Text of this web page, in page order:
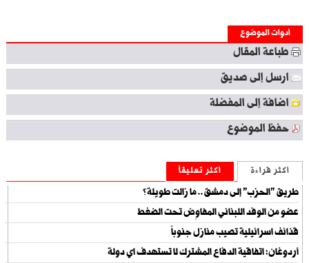
أدوات الموضوع
طباعة المقال
ارسل إلى صديق
اضافة إلى المفضلة
حفظ الموضوع
أكثر قراءة أكثر تعليقاً
طريق "الحزب" إلى دمشق.. ما زالت طويلة؟
عضو من الوفد اللبناني المفاوِض تحت الضغط
قذائف اسرائيلية تصيب منازل جنوباً
أردوغان: اتفاقية الدفاع المشترك لا تستهدف اي دولة